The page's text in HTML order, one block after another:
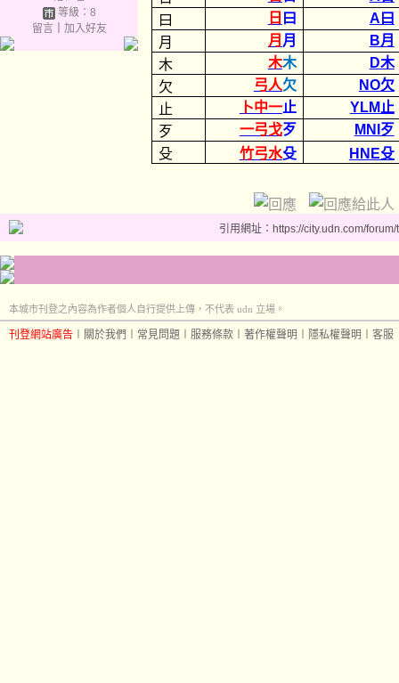
等級：8
留言｜ 加入好友
曰
日 曰
A曰
月
月 月
B月
木
木木
D木
欠
弓人欠
NO欠
止
卜中一止
YLM止
歹
一弓戈歹
MNI歹
殳
竹弓水殳 HNE殳
引用網址：https://city.udn.com/
本城市刊登之內容為作者個人自行提供上傳，不代表 udn 立場。
刊登網站廣告 關於我們 常見問題 服務條款 著作權聲明 隱私權聲明 客服